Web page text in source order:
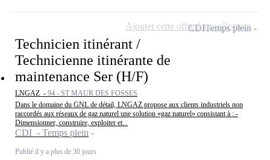
Technicien itinérant /
Technicienne itinérante de
maintenance Ser (H/F)
LNGAZ - 94 - ST MAUR DES FOSSES
Dans le domaine du GNL de détail, LNGAZ propose aux clients industriels non
raccordés aux réseaux de gaz naturel une solution «gaz naturel» consistant à : -
Dimensionner, construire, exploiter et...
CDI - Temps plein
Publié il y a plus de 30 jours
CDITemps plein
Ajouter cette offre à ma sélection